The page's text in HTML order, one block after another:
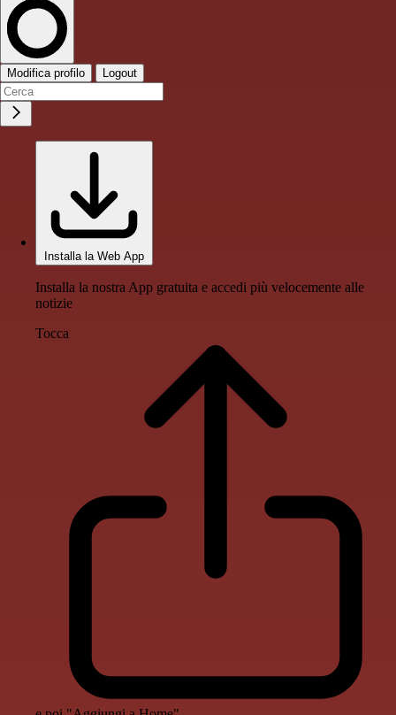
Modifica profilo Logout
Installa la Web App
Installa la nostra App gratuita e accedi più velocemente alle
notizie
Tocca